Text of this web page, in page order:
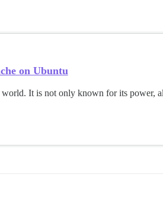
on Ubuntu
It is not only known for its power,